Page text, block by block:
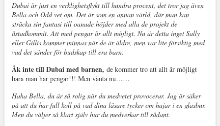
Dubai är just en verklighetsflykt till hundra procent, det tror jag även
Bella och Odd vet om. Det är som en annan värld, där man kan
sträcka sin fantasi till oanade höjder med alla de projekt de
åstadkommit. Att med pengar är allt möjligt. Nu är detta inget Sally
eller Gillis kommer minnas när de är äldre, men var lite försiktig med
vad det sänder för budskap till era barn.
Åk inte till Dubai med barnen, de kommer tro att allt är möjligt
bara man har pengar!!! Men vänta nu……
Haha Bella, du är så rolig när du medvetet provocerar. Jag är säker
på att du har full koll på vad dina läsare tycker om hajar i en glasbur.
Men du väljer så klart själv hur du medverkar till sådant.